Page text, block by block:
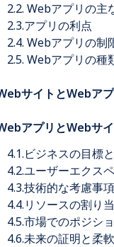
2.2. Webアプリの主
2.3.アプリの利点
2.4. Webアプリの制
2.5. Webアプリの種
サイトとWebア
アプリとWebサ
4.1.ビジネスの目標
4.2.ユーザーエクス
4.3.技術的な考慮事項
4.4.リソースの割り
4.5.市場でのポジシ
4.6.未来の証明と柔